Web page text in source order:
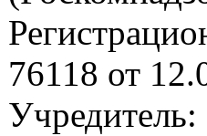
76118 от